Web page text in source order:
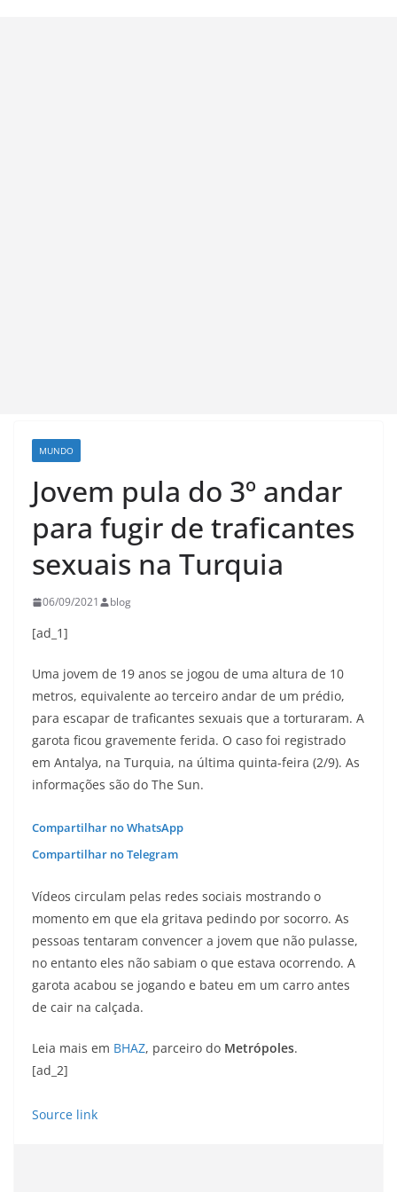
MUNDO
Jovem pula do 3º andar
para fugir de traficantes
sexuais na Turquia
06/09/2021 blog
[ad_1]
Uma jovem de 19 anos se jogou de uma altura de 10
metros, equivalente ao terceiro andar de um prédio,
para escapar de traficantes sexuais que a torturaram. A
garota ficou gravemente ferida. O caso foi registrado
em Antalya, na Turquia, na última quinta-feira (2/9). As
informações são do The Sun.
Compartilhar no WhatsApp
Compartilhar no Telegram
Vídeos circulam pelas redes sociais mostrando o
momento em que ela gritava pedindo por socorro. As
pessoas tentaram convencer a jovem que não pulasse,
no entanto eles não sabiam o que estava ocorrendo. A
garota acabou se jogando e bateu em um carro antes
de cair na calçada.
Leia mais em BHAZ, parceiro do Metrópoles.
[ad_2]
Source link